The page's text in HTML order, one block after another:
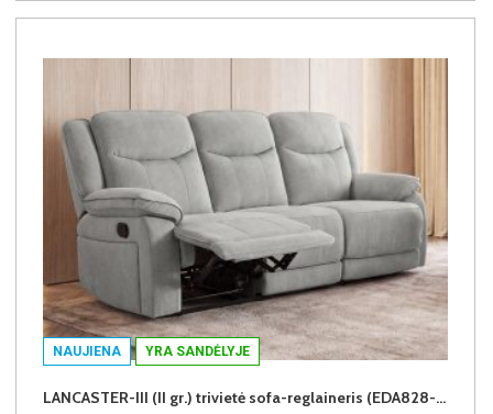
NAUJIENA YRA SANDĖLYJE
LANCASTER-III (II gr.) trivietė sofa-reglaineris (EDA828-10 Pilkas)